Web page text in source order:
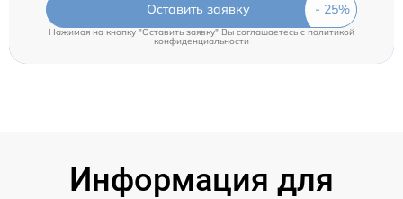
Оставить заявку
Нажимая на кнопку "Оставить заявку" Вы соглашаетесь c политикой
конфиденциальности
Информация для